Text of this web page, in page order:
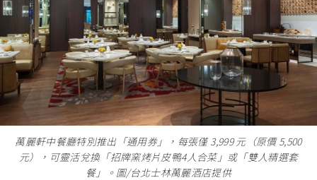
萬麗軒中餐廳特別推出「通用券」，每張僅 3,999 元（原價 5,500
元），可靈活兌換「招牌窯烤片皮鴨4人合菜」或「雙人精選套
餐」。圖/台北士林萬麗酒店提供